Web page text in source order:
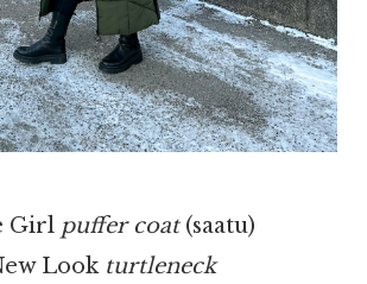
Girl puffer coat(saatu)
Look turtleneck